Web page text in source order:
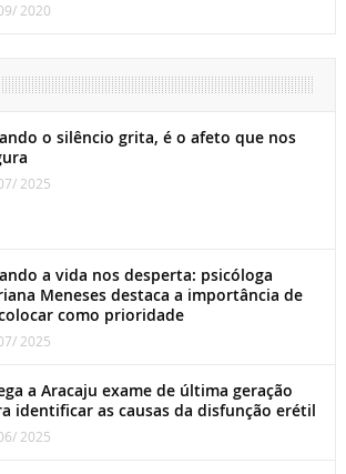
2020
o silêncio grita, é o afeto que nos
2025
a vida nos desperta: psicóloga
Meneses destaca a importância de
como prioridade
2025
a Aracaju exame de última geração
identificar as causas da disfunção erétil
2025